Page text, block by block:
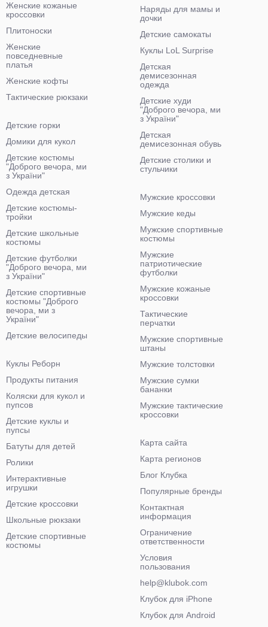
Женские кожаные
кроссовки
Плитоноски
Женские
повседневные
платья
Женские кофты
Тактические рюкзаки
Наряды для мамы и
дочки
Детские самокаты
Куклы LoL Surprise
Детская
демисезонная
одежда
Детские худи
"Доброго вечора, ми
з України"
Детская
демисезонная обувь
Детские столики и
стульчики
Детские горки
Домики для кукол
Детские костюмы
"Доброго вечора, ми
з України"
Одежда детская
Детские костюмы-
тройки
Детские школьные
костюмы
Детские футболки
"Доброго вечора, ми
з України"
Детские спортивные
костюмы "Доброго
вечора, ми з
України"
Детские велосипеды
Мужские кроссовки
Мужские кеды
Мужские спортивные
костюмы
Мужские
патриотические
футболки
Мужские кожаные
кроссовки
Тактические
перчатки
Мужские спортивные
штаны
Мужские толстовки
Мужские сумки
бананки
Мужские тактические
кроссовки
Куклы Реборн
Продукты питания
Коляски для кукол и
пупсов
Детские куклы и
пупсы
Батуты для детей
Ролики
Интерактивные
игрушки
Детские кроссовки
Школьные рюкзаки
Детские спортивные
костюмы
Карта сайта
Карта регионов
Блог Клубка
Популярные бренды
Контактная
информация
Ограничение
ответственности
Условия
пользования
help@klubok.com
Клубок для iPhone
Клубок для Android